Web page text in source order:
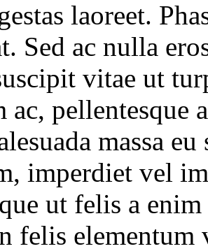
laoreet.
Sed ac nulla
vitae ut
ac, pellentesque
massa
imperdiet vel
ut felis a
felis elementum